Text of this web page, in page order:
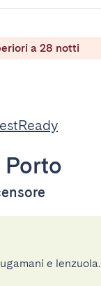
a 28 notti
Porto
e lenzuola.